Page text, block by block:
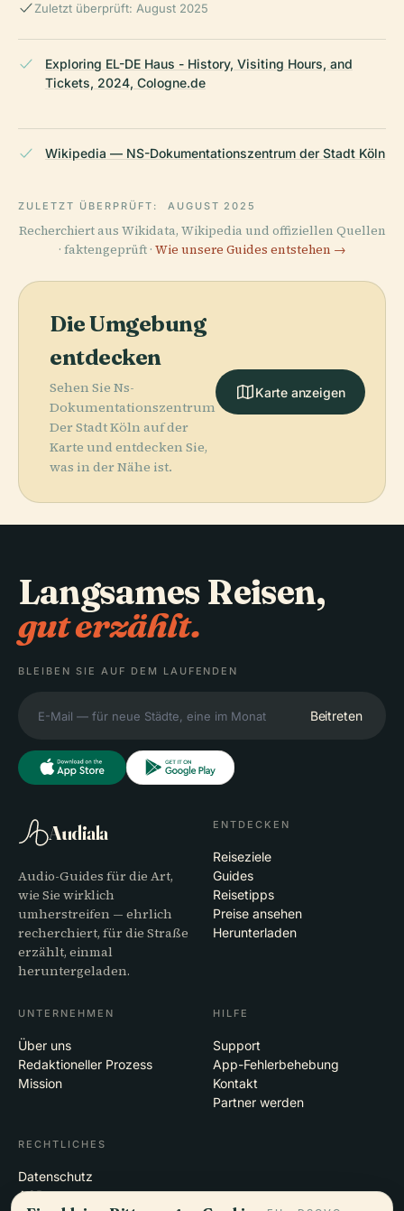
Zuletzt überprüft: August 2025
Exploring EL-DE Haus - History, Visiting Hours, and
Tickets, 2024, Cologne.de
Wikipedia — NS-Dokumentationszentrum der Stadt Köln
ZULETZT ÜBERPRÜFT: AUGUST 2025
Recherchiert aus Wikidata, Wikipedia und offiziellen Quellen
· faktengeprüft · Wie unsere Guides entstehen →
Die Umgebung
entdecken
Sehen Sie Ns-
Dokumentationszentrum
Der Stadt Köln auf der
Karte und entdecken Sie,
was in der Nähe ist.
Karte anzeigen
Langsames Reisen,
gut erzählt.
BLEIBEN SIE AUF DEM LAUFENDEN
Beitreten
Audiala
Audio-Guides für die Art,
wie Sie wirklich
umherstreifen — ehrlich
recherchiert, für die Straße
erzählt, einmal
heruntergeladen.
ENTDECKEN
Reiseziele
Guides
Reisetipps
Preise ansehen
Herunterladen
UNTERNEHMEN
Über uns
Redaktioneller Prozess
Mission
HILFE
Support
App-Fehlerbehebung
Kontakt
Partner werden
RECHTLICHES
Datenschutz
AGB